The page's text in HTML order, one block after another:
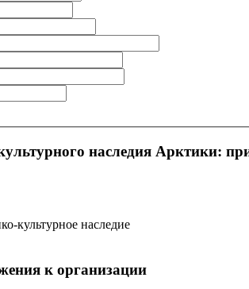
наследия Арктики:
культурное наследие
к организации